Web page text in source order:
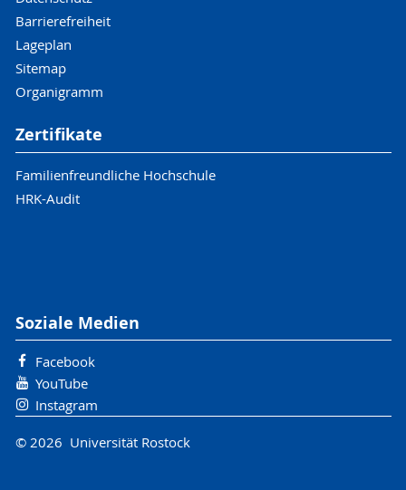
Barrierefreiheit
Lageplan
Sitemap
Organigramm
Zertifikate
Familienfreundliche Hochschule
HRK-Audit
Soziale Medien
Facebook
YouTube
Instagram
© 2026 Universität Rostock